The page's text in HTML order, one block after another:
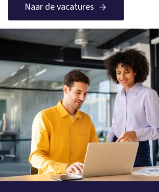
Naar de vacatures